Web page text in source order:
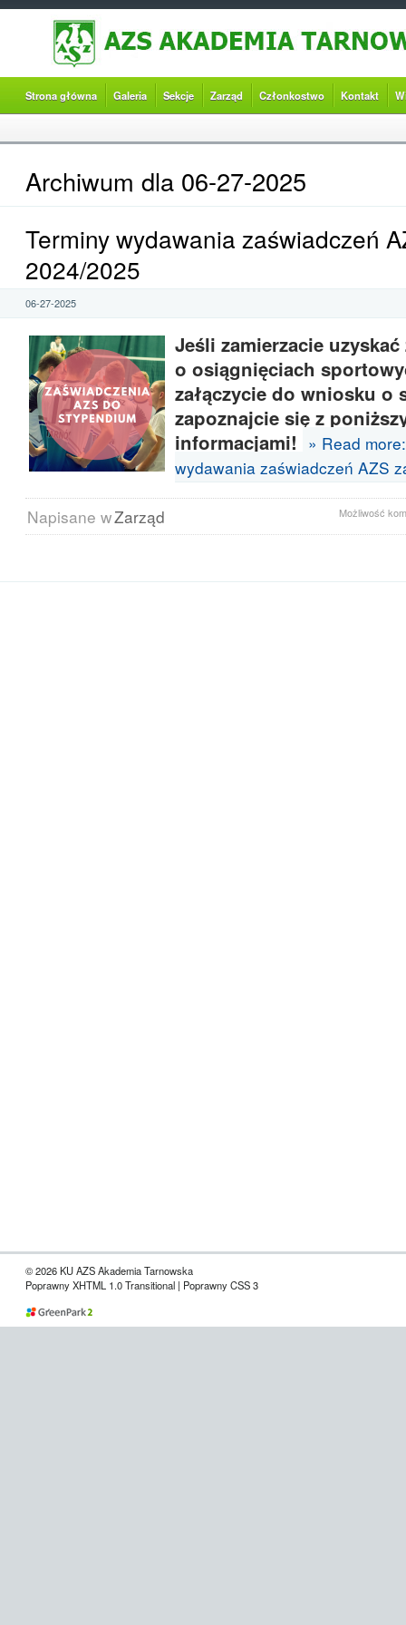
Strona główna Galeria Sekcje Zarząd Członkostwo Kontakt
Archiwum dla 06-27-2025
Terminy wydawania zaświadczeń
2024/2025
06-27-2025
Jeśli zamierzacie
o osiągnięciach
załączycie do wniosku o
zapoznajcie się z
informacjami! » Read
wydawania zaświadczeń AZS
Możliwość
Napisane wZarząd
© 2026 KU AZS Akademia Tarnowska
Poprawny XHTML 1.0 Transitional | Poprawny CSS 3